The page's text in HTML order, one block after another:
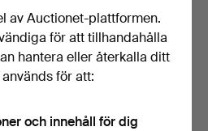
av Auctionet-plattformen.
för att tillhandahålla
hantera eller återkalla ditt
för att:
och innehåll för dig